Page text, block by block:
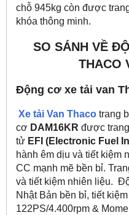
chỗ 945kg còn được
khóa thông minh.
SO SÁNH VỀ
THACO
Động cơ xe tải van
Xe tải Van Thaco trang
cơ DAM16KR được
tử EFI (Electronic Fuel
hành êm dịu và tiết kiệm
CC mạnh mẽ bền bỉ.
và tiết kiệm nhiên liệu.
Nhật Bản bền bỉ, tiết
122PS/4.400rpm &